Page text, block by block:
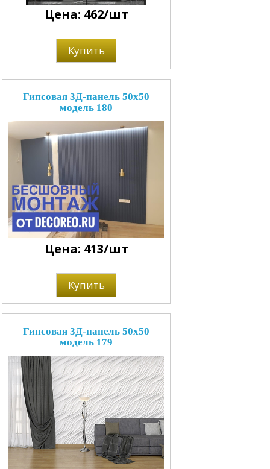
Цена: 462/шт
Купить
Гипсовая 3Д-панель 50x50
модель 180
Цена: 413/шт
Купить
Гипсовая 3Д-панель 50x50
модель 179